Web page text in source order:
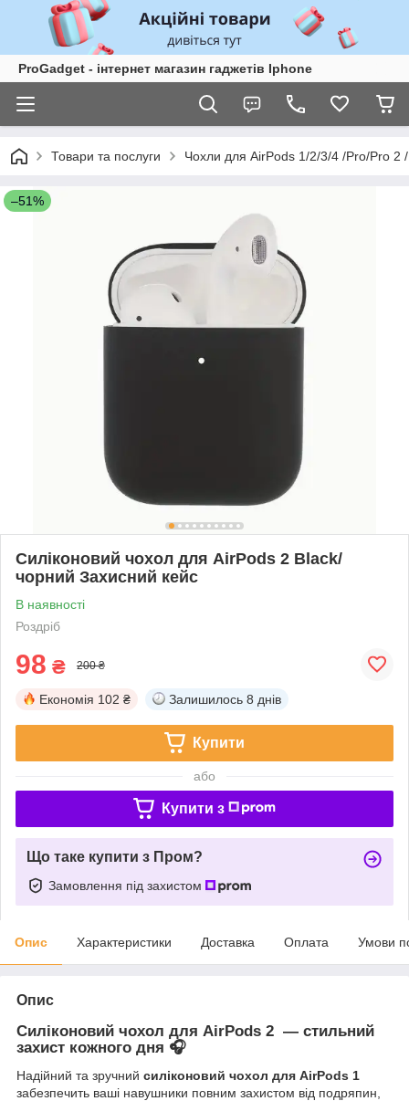
ProGadget - iнтернет магазин гаджетів Iphone
Товари та послуги Чохли для AirPods 1/2/3/4 /Pro/Pro 2
–51%
Силіконовий чохол для AirPods 2 Black/
чорний Захисний кейс
В наявності
Роздріб
98 ₴ 200 ₴
Економія 102 ₴ Залишилось 8 днів
Купити
або
Купити з
Що таке купити з Пром?
Замовлення під захистом
Опис Характеристики Доставка Оплата Умови
Опис
Силіконовий чохол для AirPods 2 — стильний
захист кожного дня 🎧
Надійний та зручний силіконовий чохол для AirPods 1
забезпечить ваші навушники повним захистом від подряпин,